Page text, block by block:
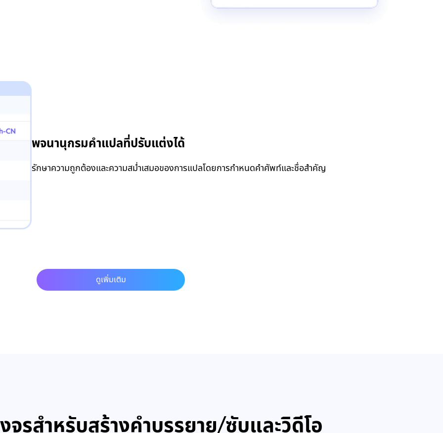
พจนานุกรมคำแปลที่ปรับแต่งได้
รักษาความถูกต้องและความสม่ำเสมอของการแปลโดยการกำหนดคำศัพท์และชื่อสำคัญ
ดูเพิ่มเติม
จรสำหรับสร้างคำบรรยาย/ซับและวิดีโอ